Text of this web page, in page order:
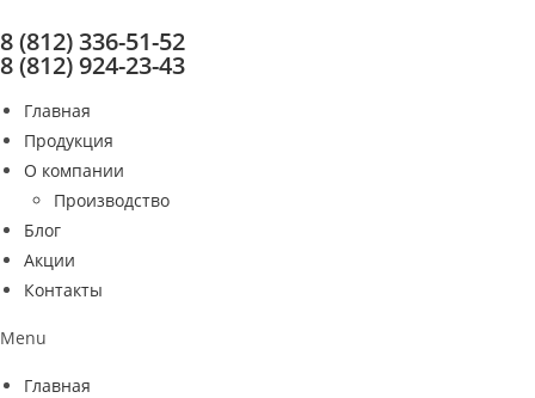
к
содержимому
8 (812) 336-51-52
8 (812) 924-23-43
Главная
Продукция
О компании
Производство
Блог
Акции
Контакты
Menu
Главная